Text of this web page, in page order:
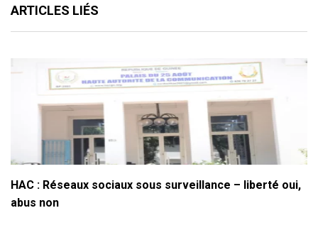
ARTICLES LIÉS
HAC : Réseaux sociaux sous surveillance – liberté oui,
abus non